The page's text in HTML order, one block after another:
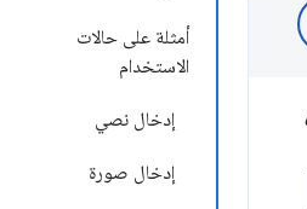
أمثلة على حالات
الاستخدام
إدخال نصي
إدخال صورة